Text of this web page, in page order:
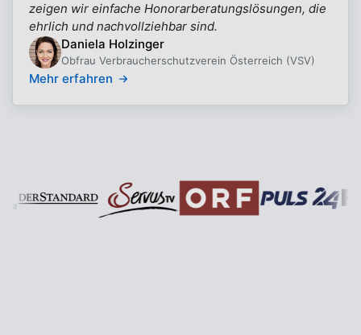
zeigen wir einfache Honorarberatungslösungen, die
ehrlich und nachvollziehbar sind.
Daniela Holzinger
Obfrau Verbraucherschutzverein Österreich (VSV)
Mehr erfahren